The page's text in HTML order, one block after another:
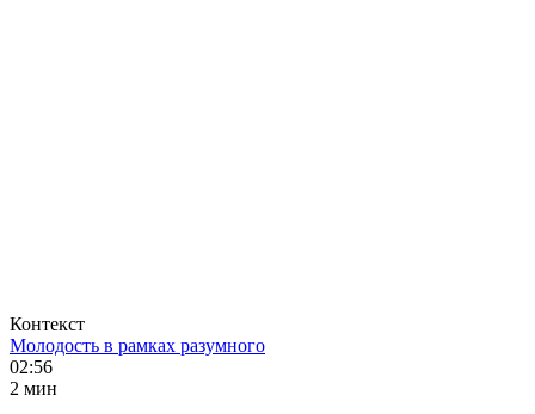
Контекст
Молодость в рамках разумного
02:56
2 мин